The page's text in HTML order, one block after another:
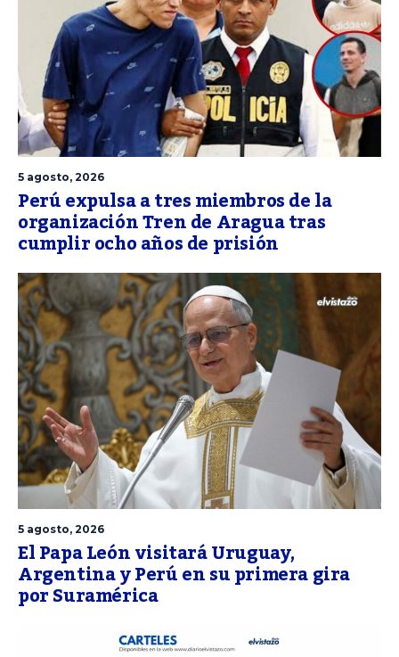
5 agosto, 2026
Perú expulsa a tres miembros de la
organización Tren de Aragua tras
cumplir ocho años de prisión
5 agosto, 2026
El Papa León visitará Uruguay,
Argentina y Perú en su primera gira
por Suramérica